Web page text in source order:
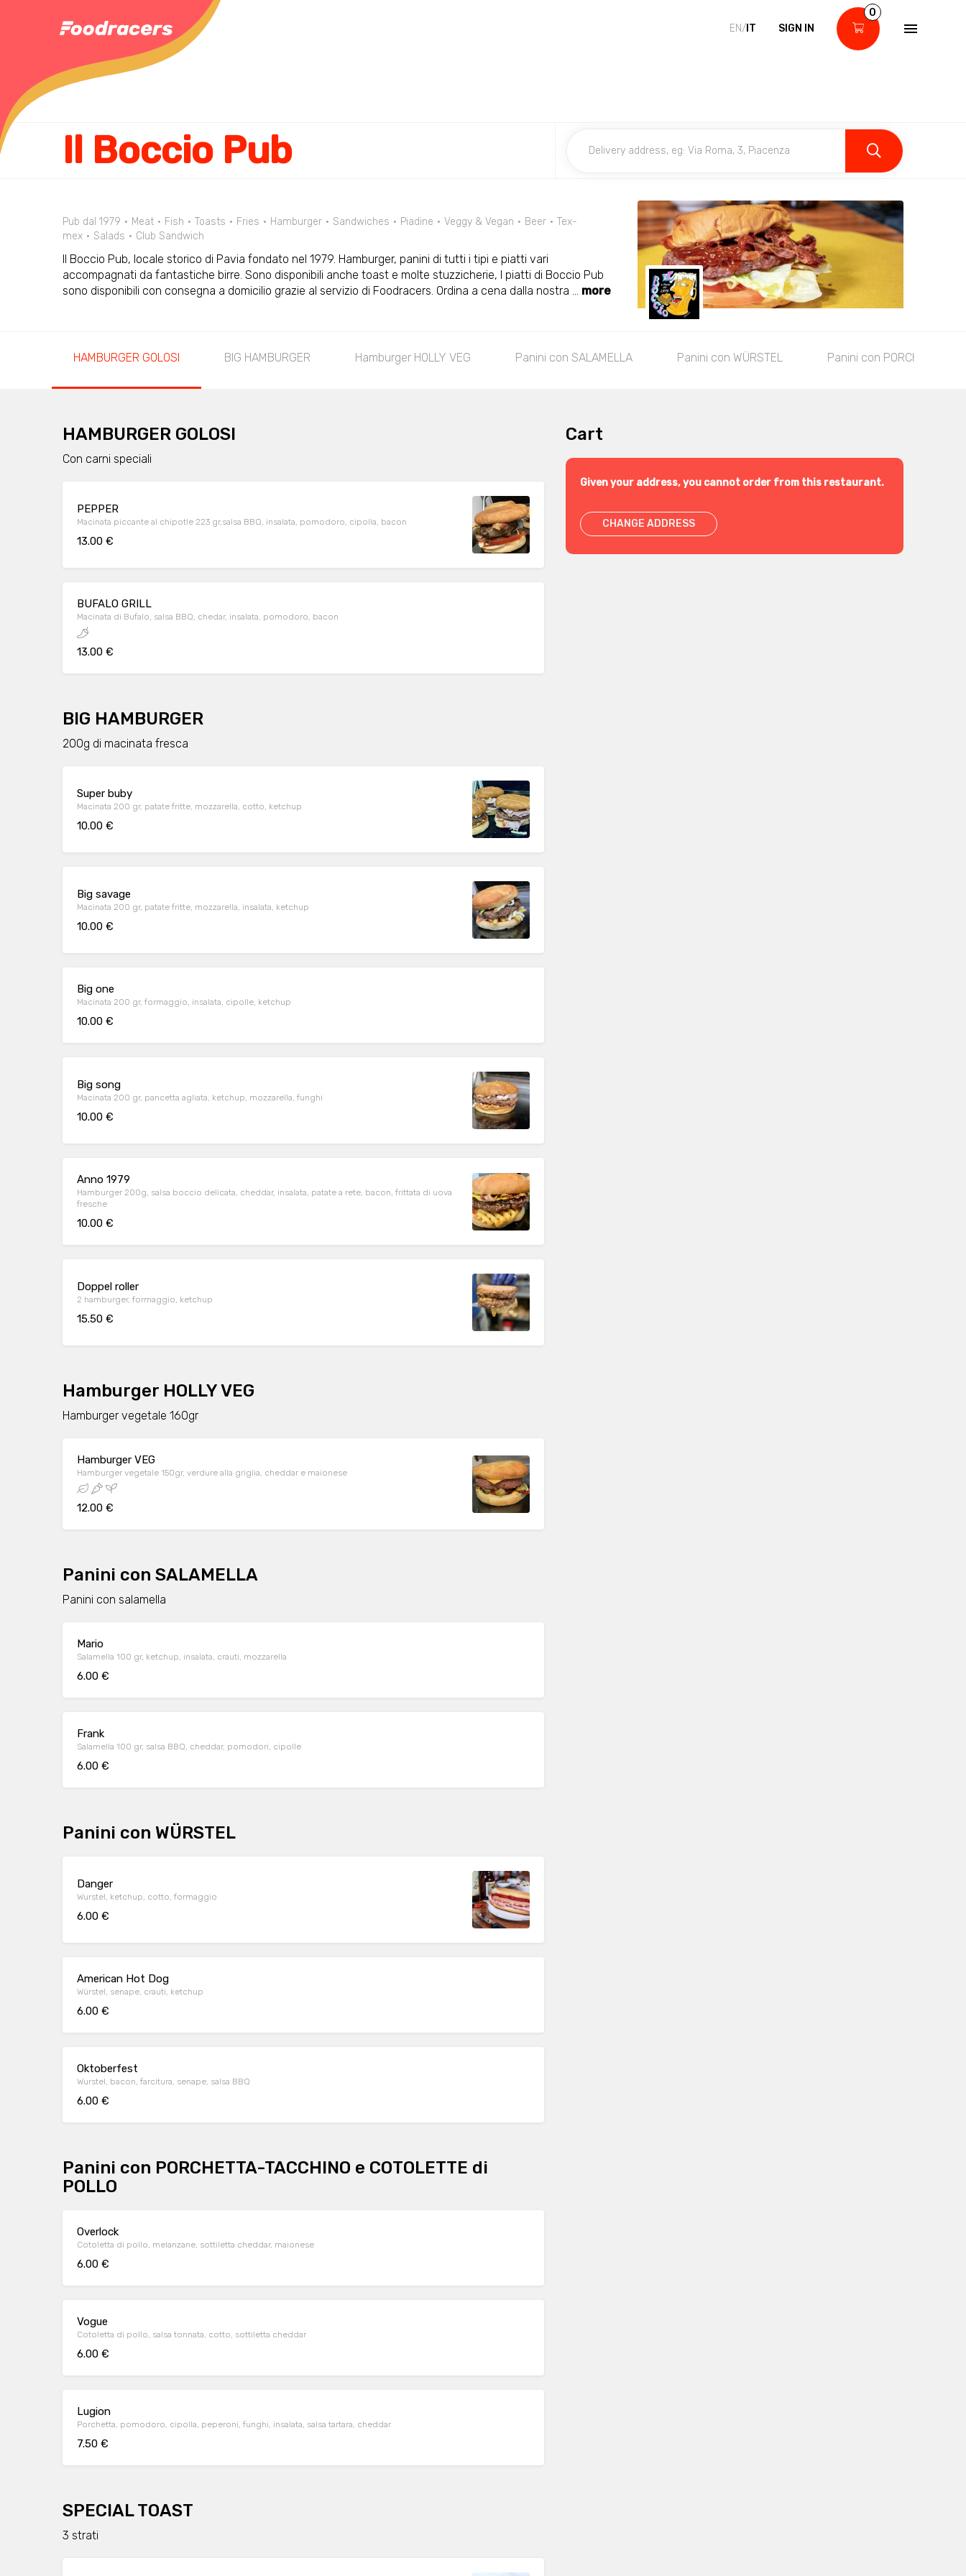
EN/ IT SIGN IN
0
Il Boccio Pub
Pub dal 1979 Meat Fish Toasts Fries Hamburger Sandwiches Piadine Veggy & Vegan Beer
Tex-
mex
Salads Club Sandwich
Il Boccio Pub, locale storico di Pavia fondato nel 1979. Hamburger, panini di tutti i tipi e piatti vari
accompagnati da fantastiche birre. Sono disponibili anche toast e molte stuzzicherie, I piatti di Boccio Pub
sono disponibili con consegna a domicilio grazie al servizio di Foodracers. Ordina a cena dalla nostra ... more
HAMBURGER GOLOSI BIG HAMBURGER Hamburger HOLLY VEG Panini con SALAMELLA Panini con WÜRSTEL Panini con PORCHETTA-
HAMBURGER GOLOSI
Con carni speciali
PEPPER
Macinata piccante al chipotle 223 gr,salsa BBQ, insalata, pomodoro, cipolla, bacon
13.00 €
BUFALO GRILL
Macinata di Bufalo, salsa BBQ, chedar, insalata, pomodoro, bacon
13.00 €
BIG HAMBURGER
200g di macinata fresca
Super buby
Macinata 200 gr, patate fritte, mozzarella, cotto, ketchup
10.00 €
Big savage
Macinata 200 gr, patate fritte, mozzarella, insalata, ketchup
10.00 €
Big one
Macinata 200 gr, formaggio, insalata, cipolle, ketchup
10.00 €
Big song
Macinata 200 gr, pancetta agliata, ketchup, mozzarella, funghi
10.00 €
Anno 1979
Hamburger 200g, salsa boccio delicata, cheddar, insalata, patate a rete, bacon, frittata di uova
fresche
10.00 €
Doppel roller
2 hamburger, formaggio, ketchup
15.50 €
Hamburger HOLLY VEG
Hamburger vegetale 160gr
Hamburger VEG
Hamburger vegetale 150gr, verdure alla griglia, cheddar e maionese
12.00 €
Panini con SALAMELLA
Panini con salamella
Mario
Salamella 100 gr, ketchup, insalata, crauti, mozzarella
6.00 €
Frank
Salamella 100 gr, salsa BBQ, cheddar, pomodori, cipolle
6.00 €
Panini con WÜRSTEL
Danger
Wurstel, ketchup, cotto, formaggio
6.00 €
American Hot Dog
Würstel, senape, crauti, ketchup
6.00 €
Oktoberfest
Wurstel, bacon, farcitura, senape, salsa BBQ
6.00 €
Panini con PORCHETTA-TACCHINO e COTOLETTE di
POLLO
Overlock
Cotoletta di pollo, melanzane, sottiletta cheddar, maionese
6.00 €
Vogue
Cotoletta di pollo, salsa tonnata, cotto, sottiletta cheddar
6.00 €
Lugion
Porchetta, pomodoro, cipolla, peperoni, funghi, insalata, salsa tartara, cheddar
7.50 €
SPECIAL TOAST
3 strati
Cart
Given your address, you cannot order from this restaurant.
CHANGE ADDRESS